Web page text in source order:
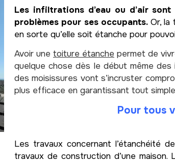
Les infiltrations d’eau ou d’air
problèmes pour ses occupants.Or, la
en sorte qu’elle soit étanche pour
Avoir une toiture étanche permet de
quelque chose dès le début même des
des moisissures vont s’incruster
plus efficace en garantissant tout
Pour tous
Les travaux concernant l’étanchéité
travaux de construction d’une